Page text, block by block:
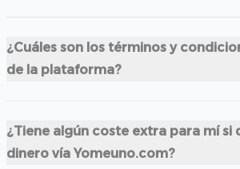
¿Cuáles son los términos y
de la plataforma?
¿Tiene algún coste extra para mí si
dinero vía Yomeuno.com?